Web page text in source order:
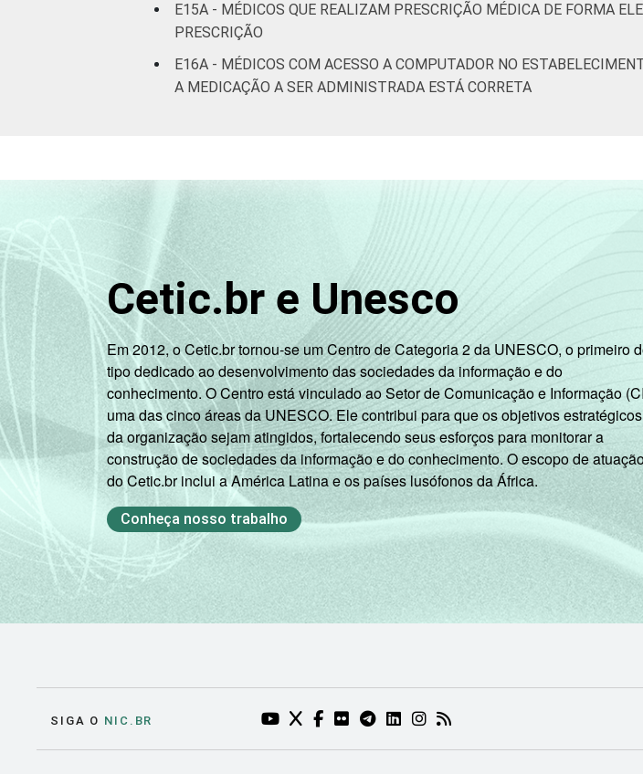
E15A - MÉDICOS QUE REALIZAM PRESCRIÇÃO MÉDICA DE FORMA
PRESCRIÇÃO
E16A - MÉDICOS COM ACESSO A COMPUTADOR NO
A MEDICAÇÃO A SER ADMINISTRADA ESTÁ CORRETA
Cetic.br e Unesco
Em 2012, o Cetic.br tornou-se um Centro de Categoria 2 da UNESCO, o primeiro
tipo dedicado ao desenvolvimento das sociedades da informação e do
conhecimento. O Centro está vinculado ao Setor de Comunicação e Informação
uma das cinco áreas da UNESCO. Ele contribui para que os objetivos estratégicos
da organização sejam atingidos, fortalecendo seus esforços para monitorar a
construção de sociedades da informação e do conhecimento. O escopo de
do Cetic.br inclui a América Latina e os países lusófonos da África.
Conheça nosso trabalho
SIGA O NIC.BR YOUTUBE DO NIC.BR (ABRE EM NOVA ABA)
TWITTER DO NIC.BR (ABRE EM NOVA ABA)
FACEBOOK DO NIC.BR (ABRE EM NOVA ABA)
FLICKR DO NIC.BR (ABRE EM NOVA ABA)
TELEGRAM DO NIC.BR (ABRE EM NOVA
LINKEDIN DO NIC.BR (ABRE EM
INSTAGRAM DO NIC.BR (ABRE
RSS DO NIC.BR (ABRE EM